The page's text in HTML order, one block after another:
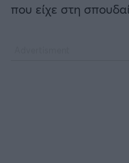
που είχε στη